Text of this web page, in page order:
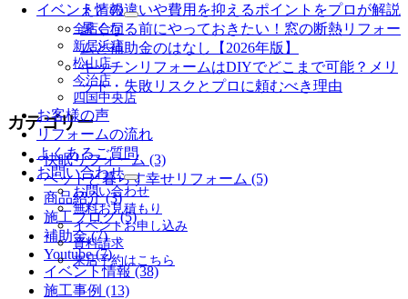
イベント情報
サ
ブ
メ
ニ
ュ
ー
展
開
全店合同
新居浜店
松山店
今治店
四国中央店
お客様の声
リフォームの流れ
よくあるご質問
お問い合わせ
サ
ブ
メ
ニ
ー
を
お問い合わせ
無料お見積もり
イベントお申し込み
資料請求
来店予約はこちら
えとの違いや費用を抑えるポイントをプロが解説
暑くなる前にやっておきたい！窓の断熱リフォー
ムと補助金のはなし【2026年版】
キッチンリフォームはDIYでどこまで可能？メリ
ット・失敗リスクとプロに頼むべき理由
カテゴリー
快眠リフォーム (3)
ペットと暮らす幸せリフォーム (5)
商品紹介 (3)
施工ブログ (5)
補助金 (7)
Youtube (7)
イベント情報 (38)
施工事例 (13)